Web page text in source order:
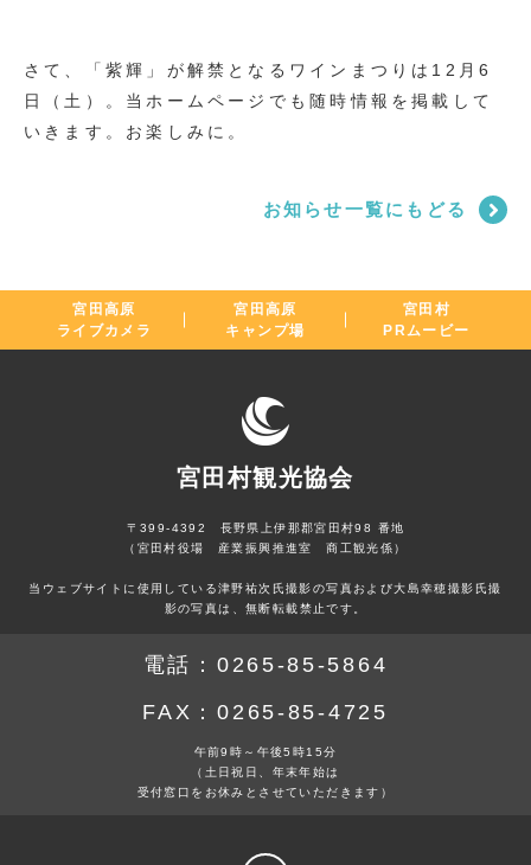
さて、「紫輝」が解禁となるワインまつりは12月6
日（土）。当ホームページでも随時情報を掲載して
いきます。お楽しみに。
お知らせ一覧にもどる
宮田高原
ライブカメラ
宮田高原
キャンプ場
宮田村
PRムービー
宮田村観光協会
〒399-4392 長野県上伊那郡宮田村98 番地
（宮田村役場 産業振興推進室 商工観光係）
当ウェブサイトに使用している津野祐次氏撮影の写真および大島幸穂撮影氏撮
影の写真は、無断転載禁止です。
電話： 0265-85-5864
FAX：0265-85-4725
午前9時～午後5時15分
（土日祝日、年末年始は
受付窓口をお休みとさせていただきます）